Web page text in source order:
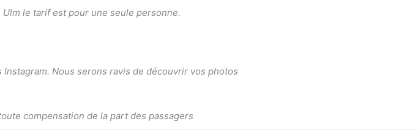
le tarif est pour une seule personne.
Nous serons ravis de découvrir vos photos
compensation de la part des passagers